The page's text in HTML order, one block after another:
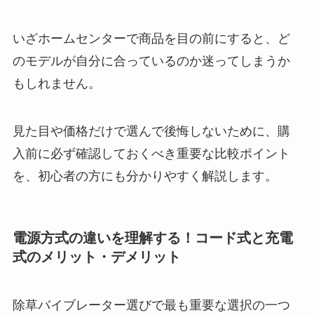
いざホームセンターで商品を目の前にすると、ど
のモデルが自分に合っているのか迷ってしまうか
もしれません。
見た目や価格だけで選んで後悔しないために、購
入前に必ず確認しておくべき重要な比較ポイント
を、初心者の方にも分かりやすく解説します。
電源方式の違いを理解する！コード式と充電
式のメリット・デメリット
除草バイブレーター選びで最も重要な選択の一つ